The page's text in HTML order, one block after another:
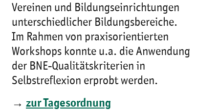
Vereinen und Bildungseinrichtungen
unterschiedlicher Bildungsbereiche.
Im Rahmen von praxisorientierten
Workshops konnte u.a. die Anwendung
der BNE-Qualitätskriterien in
Selbstreflexion erprobt werden.
→ zur Tagesordnung